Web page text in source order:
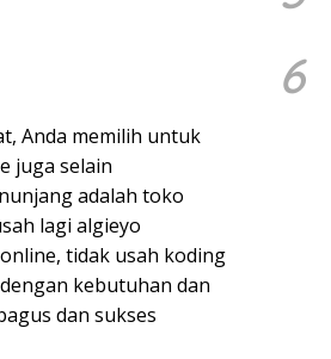
Anda memilih untuk
juga selain
adalah toko
lagi algieyo
tidak usah koding
kebutuhan dan
dan sukses
6